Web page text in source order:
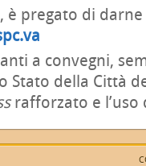
è pregato di
a convegni,
Stato della Città
rafforzato e l’uso